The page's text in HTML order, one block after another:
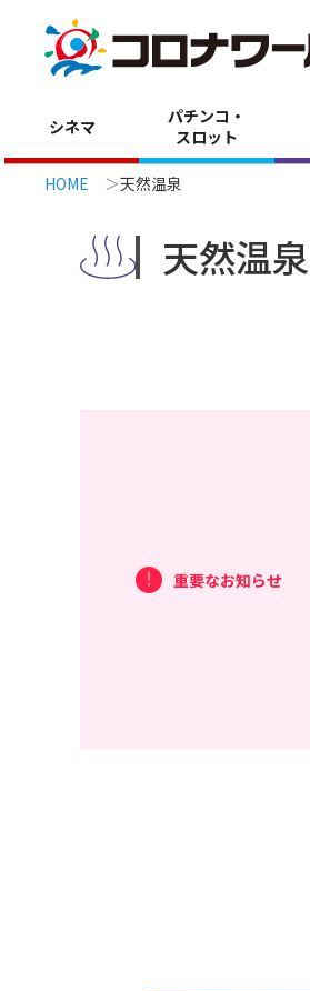
シネマ
パチンコ・
スロット
HOME 天然温泉
天然温泉
重要なお知らせ